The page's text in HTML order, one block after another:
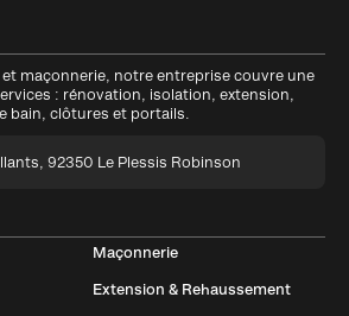
maçonnerie, notre entreprise couvre une
: rénovation, isolation, extension,
bain, clôtures et portails.
92350 Le Plessis Robinson
Maçonnerie
Extension & Rehaussement